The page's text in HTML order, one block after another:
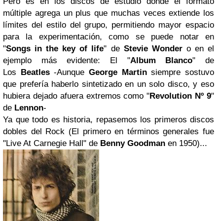
múltiple agrega un plus que muchas veces extiende los
límites del estilo del grupo, permitiendo mayor espacio
para la experimentación, como se puede notar en
"Songs in the key of life" de Stevie Wondero en el
ejemplo más evidente: El "Album Blanco" de
Los Beatles-AunqueGeorge Martinsiempre sostuvo
que prefería haberlo sintetizado en un solo disco, y eso
hubiera dejado afuera extremos como "Revolution Nº 9"
de Lennon-
Ya que todo es historia, repasemos los primeros discos
dobles del Rock (El primero en términos generales fue
"Live At Carnegie Hall" de Benny Goodman en 1950)...